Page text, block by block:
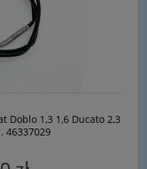
Doblo 1,3 1,6 Ducato 2,3
46337029